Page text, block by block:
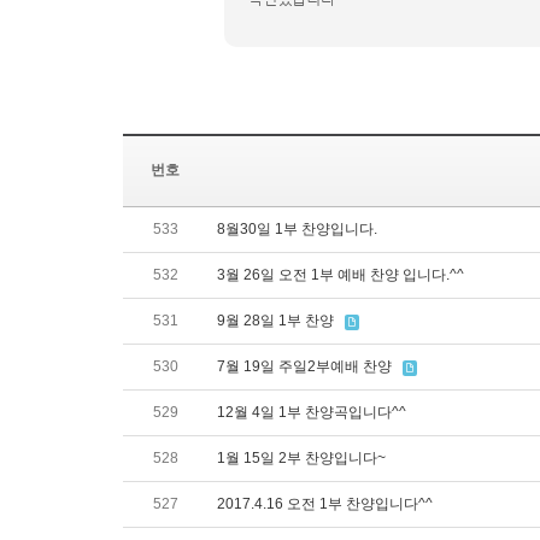
번호
533 8월30일 1부 찬양입니다.
532 3월 26일 오전 1부 예배 찬양 입니다.^^
531 9월 28일 1부 찬양
530 7월 19일 주일2부예배 찬양
529 12월 4일 1부 찬양곡입니다^^
528 1월 15일 2부 찬양입니다~
527 2017.4.16 오전 1부 찬양입니다^^